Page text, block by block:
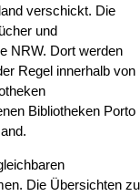
verschickt. Die
und
NRW. Dort werden
Regel innerhalb von
Bibliotheken Porto
Die Übersichten zu